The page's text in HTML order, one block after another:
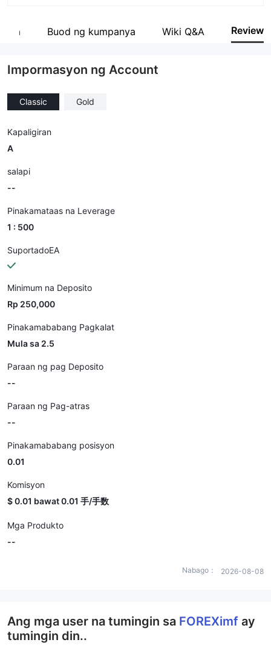
Buod ng kumpanya Wiki Q&A Review
Impormasyon ng Account
Classic Gold
Kapaligiran
A
salapi
--
Pinakamataas na Leverage
1 : 500
SuportadoEA
Minimum na Deposito
Rp 250,000
Pinakamababang Pagkalat
Mula sa 2.5
Paraan ng pag Deposito
--
Paraan ng Pag-atras
--
Pinakamababang posisyon
0.01
Komisyon
$ 0.01 bawat 0.01 手/手数
Mga Produkto
--
Nabago： 2026-08-08
Ang mga user na tumingin sa FOREXimf ay
tumingin din..